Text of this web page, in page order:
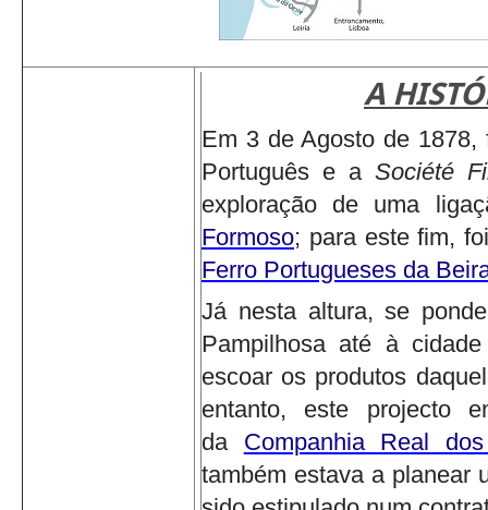
A
Em 3 de Agosto de
Português e a Société
exploração de uma
Formoso; para este fim,
Ferro Portugueses da
Já nesta altura, se
Pampilhosa até à
escoar os produtos
entanto, este projecto
da
Companhia Real
também estava a planear